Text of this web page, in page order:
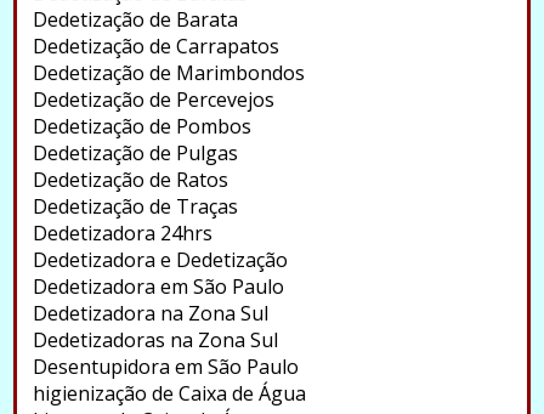
Dedetização de Barata
Dedetização de Carrapatos
Dedetização de Marimbondos
Dedetização de Percevejos
Dedetização de Pombos
Dedetização de Pulgas
Dedetização de Ratos
Dedetização de Traças
Dedetizadora 24hrs
Dedetizadora e Dedetização
Dedetizadora em São Paulo
Dedetizadora na Zona Sul
Dedetizadoras na Zona Sul
Desentupidora em São Paulo
higienização de Caixa de Água